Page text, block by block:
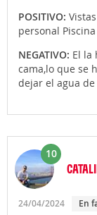
POSITIVO:
personal
NEGATIVO: El la
cama,lo que se
dejar el agua
10
24/04/2024 En